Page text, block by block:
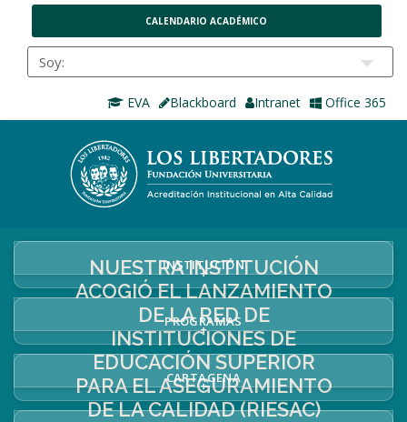
CALENDARIO ACADÉMICO
EVA Blackboard Intranet Office 365
INSTITUCIÓN
+
PROGRAMAS
+
CARTAGENA
+
NUESTRA INSTITUCIÓN
ACOGIÓ EL LANZAMIENTO
DE LA RED DE
INSTITUCIONES DE
EDUCACIÓN SUPERIOR
PARA EL ASEGURAMIENTO
DE LA CALIDAD (RIESAC)